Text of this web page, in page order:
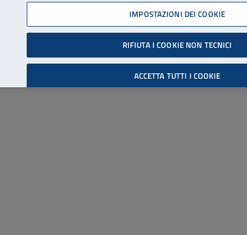
06 45539607
Accessibilità
Cerca
IMPOSTAZIONI DEI COOKIE
RIFIUTA I COOKIE NON TECNICI
ACCETTA TUTTI I COOKIE